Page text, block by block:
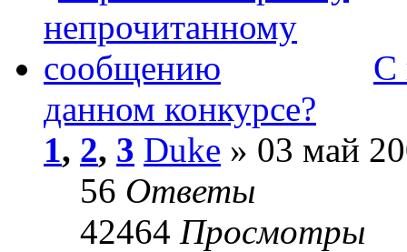
С
данном конкурсе?
1, 2, 3 Duke » 03 май
56 Ответы
42464 Просмотры